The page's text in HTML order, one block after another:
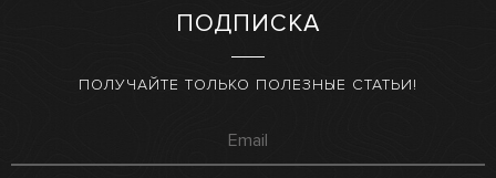
ПОДПИСКА
ПОЛУЧАЙТЕ ТОЛЬКО ПОЛЕЗНЫЕ СТАТЬИ!